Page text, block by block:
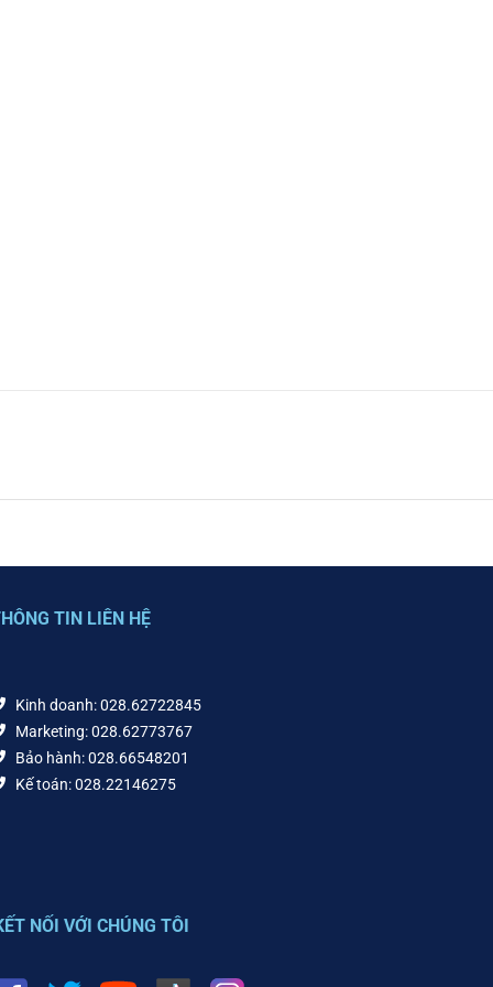
TIN LIÊN HỆ
Kinh doanh: 028.62722845
Marketing: 028.62773767
Bảo hành: 028.66548201
Kế toán: 028.22146275
NỐI VỚI CHÚNG TÔI